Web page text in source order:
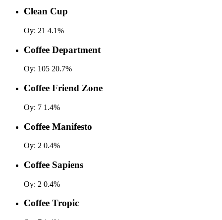
Clean Cup
Oy: 21 4.1%
Coffee Department
Oy: 105 20.7%
Coffee Friend Zone
Oy: 7 1.4%
Coffee Manifesto
Oy: 2 0.4%
Coffee Sapiens
Oy: 2 0.4%
Coffee Tropic